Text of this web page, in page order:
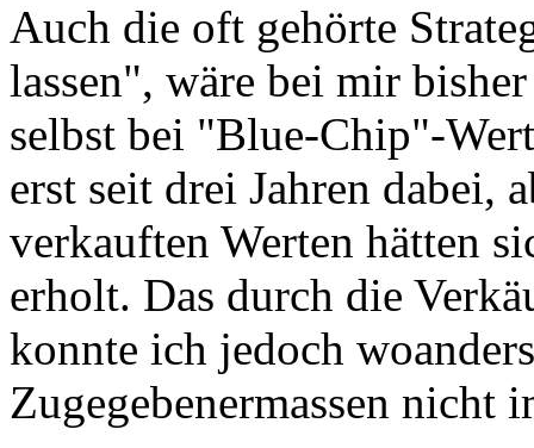
Auch die oft gehörte
lassen", wäre bei mir
selbst bei "Blue-Chip"-
erst seit drei Jahren dabei,
verkauften Werten hätten
erholt. Das durch die
konnte ich jedoch
Zugegebenermassen nicht